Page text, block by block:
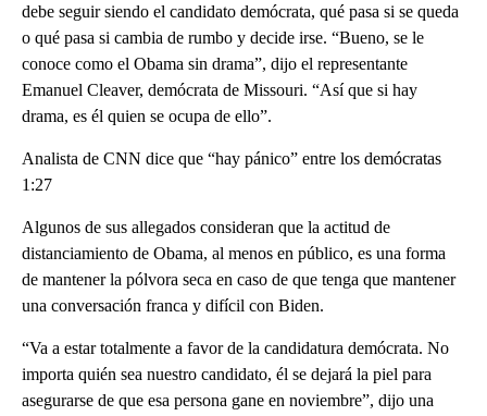
debe seguir siendo el candidato demócrata, qué pasa si se queda
o qué pasa si cambia de rumbo y decide irse. “Bueno, se le
conoce como el Obama sin drama”, dijo el representante
Emanuel Cleaver, demócrata de Missouri. “Así que si hay
drama, es él quien se ocupa de ello”.
Analista de CNN dice que “hay pánico” entre los demócratas
1:27
Algunos de sus allegados consideran que la actitud de
distanciamiento de Obama, al menos en público, es una forma
de mantener la pólvora seca en caso de que tenga que mantener
una conversación franca y difícil con Biden.
“Va a estar totalmente a favor de la candidatura demócrata. No
importa quién sea nuestro candidato, él se dejará la piel para
asegurarse de que esa persona gane en noviembre”, dijo una